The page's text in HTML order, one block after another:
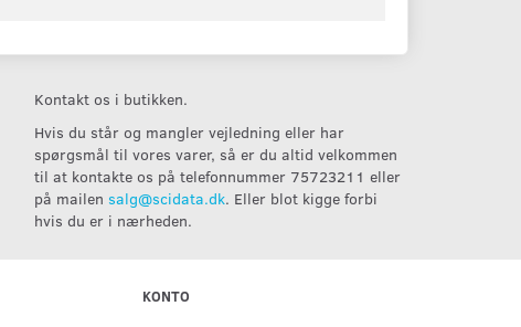
Kontakt os i butikken.
Hvis du står og mangler vejledning eller har
spørgsmål til vores varer, så er du altid velkommen
til at kontakte os på telefonnummer 75723211 eller
på mailen salg@scidata.dk. Eller blot kigge forbi
hvis du er i nærheden.
KONTO